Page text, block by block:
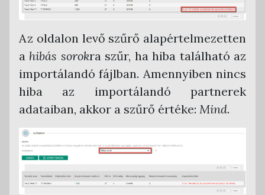
Az oldalon levő szűrő alapértelmezetten
a hibás sorokra szűr, ha hiba található az
importálandó fájlban. Amennyiben nincs
hiba az importálandó partnerek
adataiban, akkor a szűrő értéke: Mind.